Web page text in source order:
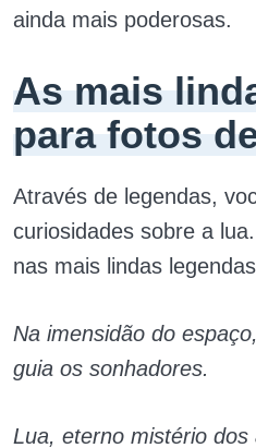
ainda mais poderosas.
As mais
para fotos
Através de legendas,
curiosidades sobre a
nas mais lindas
Na imensidão do
guia os sonhadores.
Lua, eterno mistério